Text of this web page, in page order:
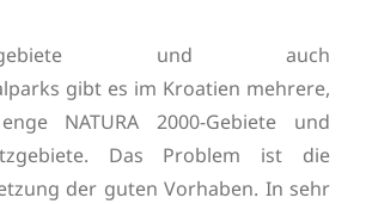
und auch
gibt es im Kroatien mehrere,
NATURA 2000-Gebiete und
Das Problem ist die
der guten Vorhaben. In sehr